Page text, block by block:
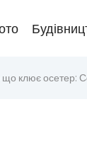
клює осетер: